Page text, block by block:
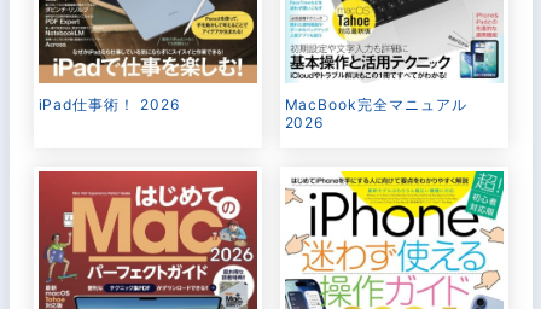
iPad仕事術！ 2026
MacBook完全マニュアル
2026